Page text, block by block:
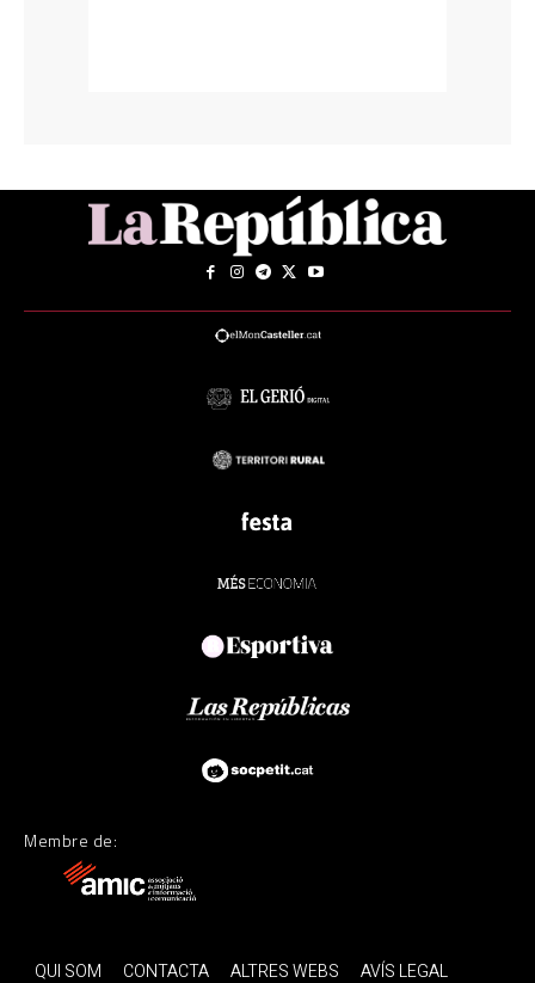
Membre de:
QUI SOM CONTACTA ALTRES WEBS AVÍS LEGAL